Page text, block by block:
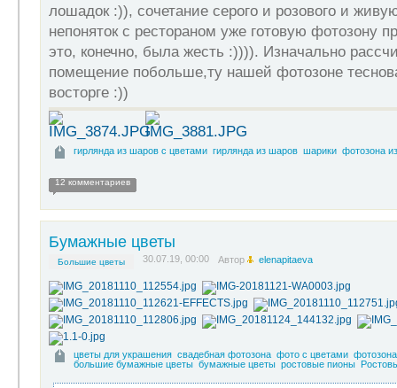
лошадок :)), сочетание серого и розового и
непоняток с рестораном уже готовую фотозону
это, конечно, была жесть :)))). Изначально
помещение побольше,ту нашей фотозоне
восторге :))
гирлянда из шаров с цветами гирлянда из шаров шарики фотозона
12 комментариев
Бумажные цветы
Большие цветы 30.07.19, 00:00 Автор elenapitaeva
цветы для украшения свадебная фотозона фото с цветами фотозона
большие бумажные цветы бумажные цветы ростовые пионы